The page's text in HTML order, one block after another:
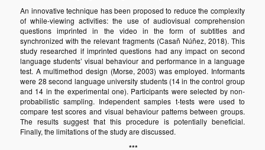
An innovative technique has been proposed to reduce the complexity
of while-viewing activities: the use of audiovisual comprehension
questions imprinted in the video in the form of subtitles and
synchronized with the relevant fragments (Casañ Núñez, 2018). This
study researched if imprinted questions had any impact on second
language students’ visual behaviour and performance in a language
test. A multimethod design (Morse, 2003) was employed. Informants
were 28 second language university students (14 in the control group
and 14 in the experimental one). Participants were selected by non-
probabilistic sampling. Independent samples t-tests were used to
compare test scores and visual behaviour patterns between groups.
The results suggest that this procedure is potentially beneficial.
Finally, the limitations of the study are discussed.
***